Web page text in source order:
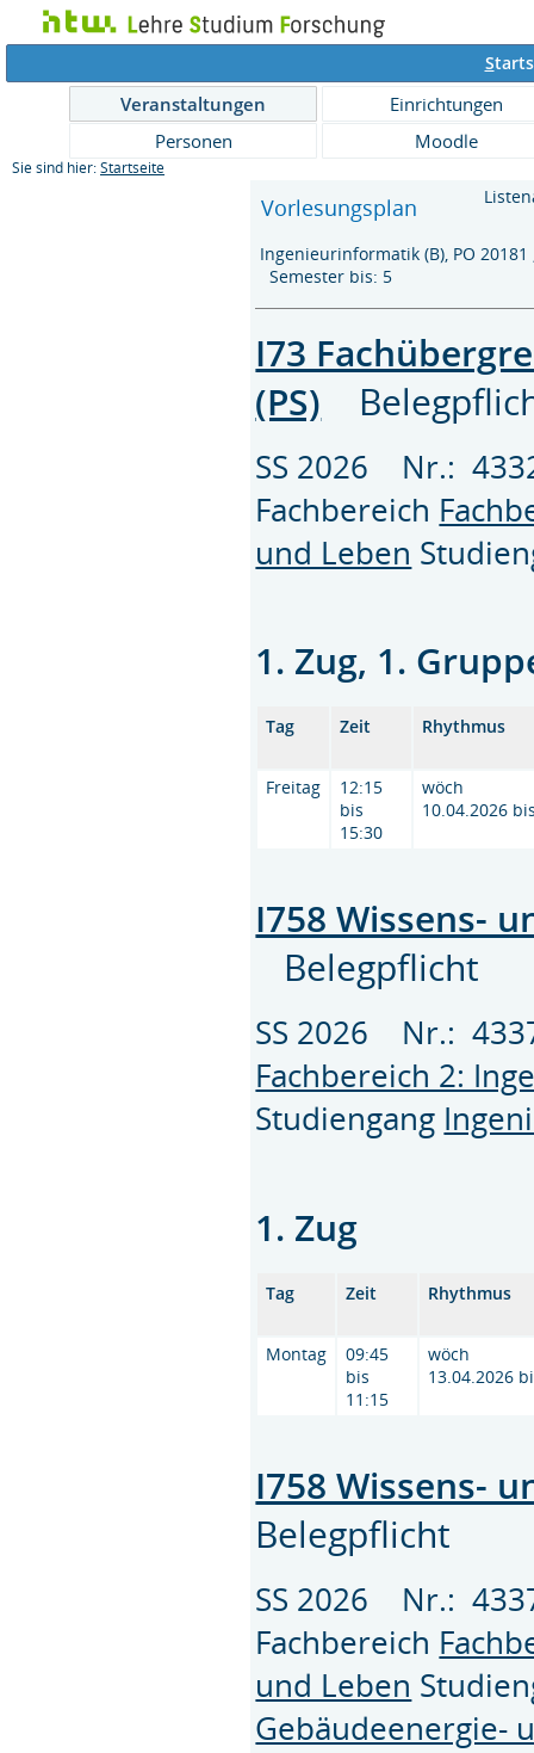
S
Veranstaltungen
Einrichtungen
Personen
Moodle
Sie sind hier: Startseite
Vorlesungsplan
Ingenieurinformatik (B), PO
Semester bis: 5
I73
(PS)
SS 2026 Nr.:
Fachbereich
und Leben
1. Zug, 1.
Tag Zeit Rhythmus
Freitag
12:15
bis
15:30
wöch
10.04.2026
I758 Wissens-
Belegpflicht
SS 2026 Nr.:
Fachbereich 2:
Studiengang
1. Zug
Tag Zeit Rhythmus
Montag
09:45
bis
11:15
wöch
13.04.2026
I758 Wissens-
Belegpflicht
SS 2026 Nr.:
Fachbereich
und Leben
Gebäudeenergie-